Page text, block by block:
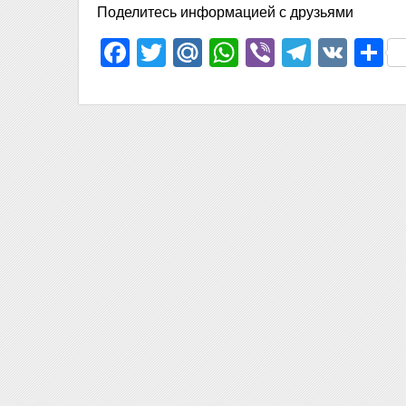
Поделитесь информацией с друзьями
Facebook
TwitterMail.Ru
WhatsApp
Viber VK